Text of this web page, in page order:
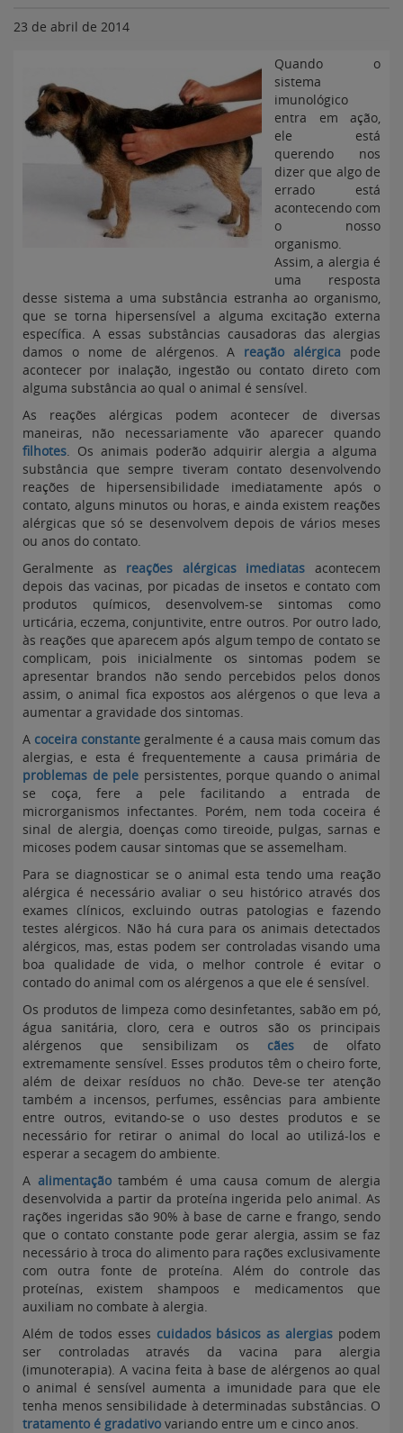
23 de abril de 2014
Quando o
sistema
imunológico
entra em ação,
ele está
querendo nos
dizer que algo de
errado está
acontecendo com
o nosso
organismo.
Assim, a alergia é
uma resposta
desse sistema a uma substância estranha ao organismo,
que se torna hipersensível a alguma excitação externa
específica. A essas substâncias causadoras das alergias
damos o nome de alérgenos. A reação alérgica
pode
acontecer por inalação, ingestão ou contato direto com
alguma substância ao qual o animal é sensível.
As reações alérgicas podem acontecer de diversas
maneiras, não necessariamente vão aparecer quando
filhotes. Os animais poderão adquirir alergia a alguma
substância que sempre tiveram contato desenvolvendo
reações de hipersensibilidade imediatamente após o
contato, alguns minutos ou horas, e ainda existem reações
alérgicas que só se desenvolvem depois de vários meses
ou anos do contato.
Geralmente as reações alérgicas imediatas acontecem
depois das vacinas, por picadas de insetos e contato com
produtos químicos, desenvolvem-se sintomas como
urticária, eczema, conjuntivite, entre outros. Por outro lado,
às reações que aparecem após algum tempo de contato se
complicam, pois inicialmente os sintomas podem se
apresentar brandos não sendo percebidos pelos donos
assim, o animal fica expostos aos alérgenos o que leva a
aumentar a gravidade dos sintomas.
A coceira constante geralmente é a causa mais comum das
alergias, e esta é frequentemente a causa primária de
problemas de pele persistentes, porque quando o animal
se coça, fere a pele facilitando a entrada de
microrganismos infectantes. Porém, nem toda coceira é
sinal de alergia, doenças como tireoide, pulgas, sarnas e
micoses podem causar sintomas que se assemelham.
Para se diagnosticar se o animal esta tendo uma reação
alérgica é necessário avaliar o seu histórico através dos
exames clínicos, excluindo outras patologias e fazendo
testes alérgicos. Não há cura para os animais detectados
alérgicos, mas, estas podem ser controladas visando uma
boa qualidade de vida, o melhor controle é evitar o
contado do animal com os alérgenos a que ele é sensível.
Os produtos de limpeza como desinfetantes, sabão em pó,
água sanitária, cloro, cera e outros são os principais
alérgenos que sensibilizam os cães de olfato
extremamente sensível. Esses produtos têm o cheiro forte,
além de deixar resíduos no chão. Deve-se ter atenção
também a incensos, perfumes, essências para ambiente
entre outros, evitando-se o uso destes produtos e se
necessário for retirar o animal do local ao utilizá-los e
esperar a secagem do ambiente.
A alimentaçãotambém é uma causa comum de alergia
desenvolvida a partir da proteína ingerida pelo animal. As
rações ingeridas são 90% à base de carne e frango, sendo
que o contato constante pode gerar alergia, assim se faz
necessário à troca do alimento para rações exclusivamente
com outra fonte de proteína. Além do controle das
proteínas, existem shampoos e medicamentos que
auxiliam no combate à alergia.
Além de todos esses cuidados básicos as alergias podem
ser controladas através da vacina para alergia
(imunoterapia). A vacina feita à base de alérgenos ao qual
o animal é sensível aumenta a imunidade para que ele
tenha menos sensibilidade à determinadas substâncias. O
tratamento é gradativo variando entre um e cinco anos.